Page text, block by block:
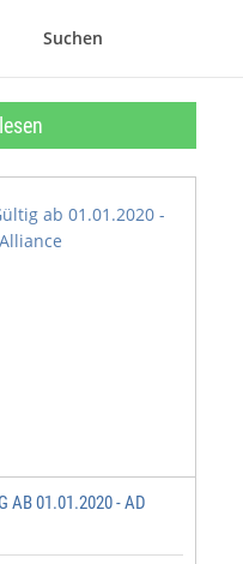
Suchen
AB 01.01.2020 - AD